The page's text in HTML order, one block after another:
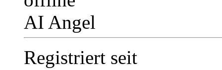
AI Angel
Registriert seit